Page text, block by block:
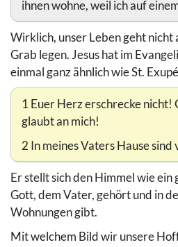
ihnen wohne, weil ich auf
Wirklich, unser Leben geht nicht
Grab legen. Jesus hat im
einmal ganz ähnlich wie St.
1 Euer Herz erschrecke nicht!
glaubt an mich!
2 In meines Vaters Hause sind
Er stellt sich den Himmel wie ein
Gott, dem Vater, gehört und in
Wohnungen gibt.
Mit welchem Bild wir unsere